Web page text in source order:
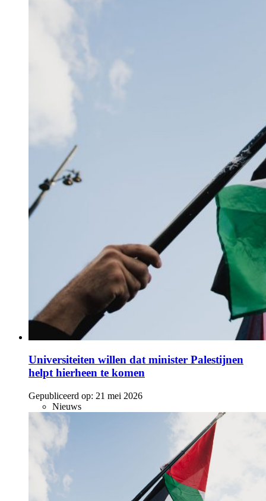
Universiteiten willen dat minister Palestijnen
helpt hierheen te komen
Gepubliceerd op: 21 mei 2026
Nieuws